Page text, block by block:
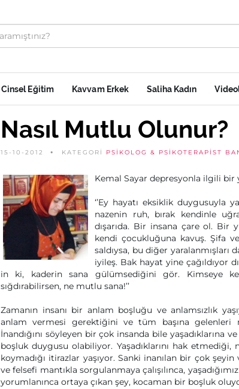
Cinsel Eğitim Kavvam Erkek Saliha Kadın
Nasıl Mutlu Olunur?
15-10-2012 KATEGORİ PSIKOLOG & PSIKOTERAPIST
Kemal Sayar depresyonla ilgili bir
‘’Ey hayatı eksiklik duygusuyla
nazenin ruh, bırak kendinle
dışarıda. Bir insana çare ol. Bir
kendi çocukluğuna kavuş. Şifa
saldıysa, bu diğer
iyileş. Bak hayat yine çağıldıyor
in ki, kaderin sana gülümsediğini gör. Kimseye
sığdırabilirsen, ne mutlu sana!’’
Zamanın insanı bir anlam boşluğu ve anlamsızlık
anlam vermesi gerektiğini ve tüm başına gelenleri
İnandığını söyleyen bir çok insanda bile yaşadıklarına
boşluk duygusu olabiliyor. Yaşadıklarını hak etmediği,
koymadığı itirazlar yaşıyor. Sanki inanılan bir çok
ve felsefi mantıkla sorgulanmaya çalışılınca,
yorumlanınca ortaya çıkan şey, kocaman bir boşluk